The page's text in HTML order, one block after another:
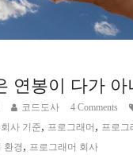
연봉이 다가 아
코드도사 4 Comments
사 기준, 프로그래머 , 프로그
환경 , 프로그래머 회사